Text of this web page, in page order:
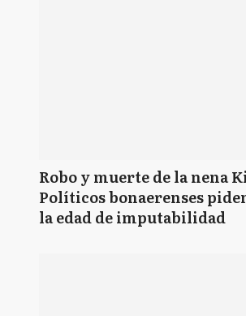
Robo y muerte de la nena
Políticos bonaerenses
la edad de imputabilidad